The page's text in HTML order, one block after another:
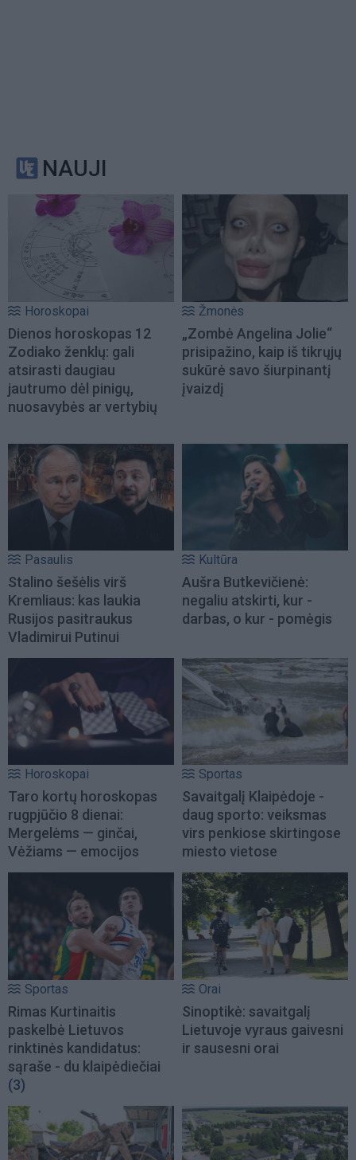
NAUJI
Horoskopai
Dienos horoskopas 12
Zodiako ženklų: gali
atsirasti daugiau
jautrumo dėl pinigų,
nuosavybės ar vertybių
Žmonės
„Zombė Angelina Jolie“
prisipažino, kaip iš tikrųjų
sukūrė savo šiurpinantį
įvaizdį
Pasaulis
Stalino šešėlis virš
Kremliaus: kas laukia
Rusijos pasitraukus
Vladimirui Putinui
Kultūra
Aušra Butkevičienė:
negaliu atskirti, kur -
darbas, o kur - pomėgis
Horoskopai
Taro kortų horoskopas
rugpjūčio 8 dienai:
Mergelėms — ginčai,
Vėžiams — emocijos
Sportas
Savaitgalį Klaipėdoje -
daug sporto: veiksmas
virs penkiose skirtingose
miesto vietose
Sportas
Rimas Kurtinaitis
paskelbė Lietuvos
rinktinės kandidatus:
sąraše - du klaipėdiečiai
(3)
Orai
Sinoptikė: savaitgalį
Lietuvoje vyraus gaivesni
ir sausesni orai